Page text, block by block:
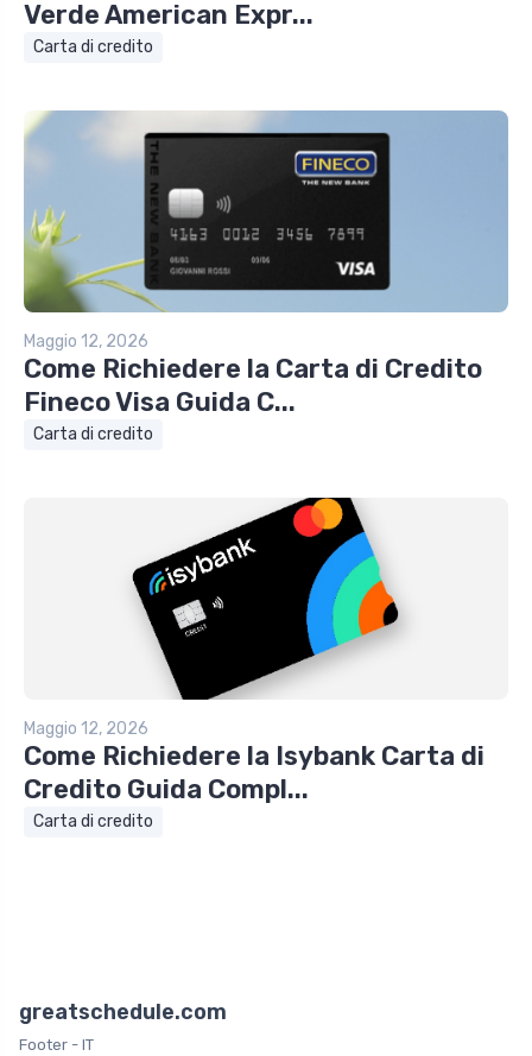
Verde American Expr...
Carta di credito
Maggio 12, 2026
Come Richiedere la Carta di Credito
Fineco Visa Guida C...
Carta di credito
Maggio 12, 2026
Come Richiedere la Isybank Carta di
Credito Guida Compl...
Carta di credito
greatschedule.com
Footer - IT